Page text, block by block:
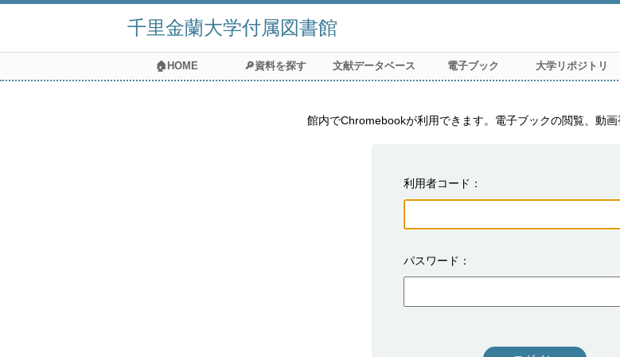
千里金蘭大学付属図書館
🏠HOME 🔎資料を探す 文献データベース 電子ブック 大学リポジトリ
利用者コード
パスワード